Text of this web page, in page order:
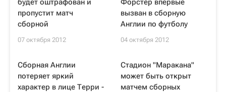
будет оштрафован и
пропустит матч
сборной
07 октября 2012
Форстер впервые
вызван в сборную
Англии по футболу
04 октября 2012
Сборная Англии
потеряет яркий
характер в лице Терри -
Стадион "Маракана"
может быть открыт
матчем сборных